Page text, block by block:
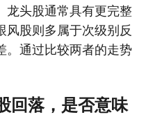
龙头股通常具有更完整
风股则多属于次级别反
。通过比较两者的走势
回落，是否意味